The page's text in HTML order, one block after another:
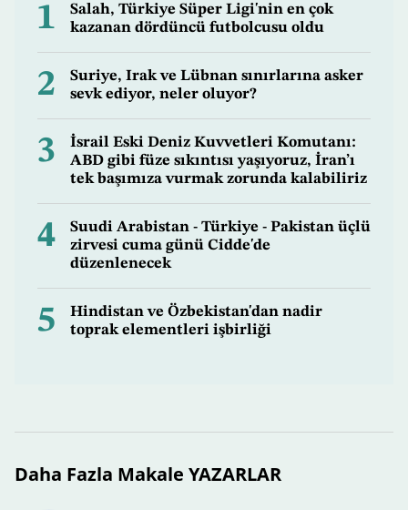
1
Salah, Türkiye Süper Ligi'nin en çok
kazanan dördüncü futbolcusu oldu
2
Suriye, Irak ve Lübnan sınırlarına asker
sevk ediyor, neler oluyor?
3
İsrail Eski Deniz Kuvvetleri Komutanı:
ABD gibi füze sıkıntısı yaşıyoruz, İran’ı
tek başımıza vurmak zorunda kalabiliriz
4
Suudi Arabistan - Türkiye - Pakistan üçlü
zirvesi cuma günü Cidde'de
düzenlenecek
5
Hindistan ve Özbekistan'dan nadir
toprak elementleri işbirliği
Daha Fazla Makale YAZARLAR